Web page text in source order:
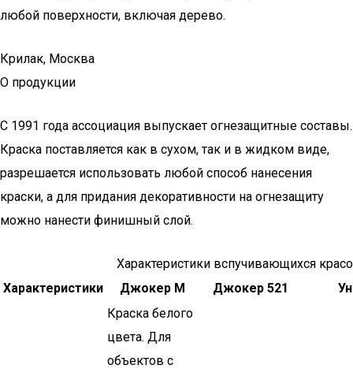
любой поверхности, включая дерево.
Крилак, Москва
О продукции
С 1991 года ассоциация выпускает огнезащитные составы.
Краска поставляется как в сухом, так и в жидком виде,
разрешается использовать любой способ нанесения
краски, а для придания декоративности на огнезащиту
можно нанести финишный слой.
Характеристики вспучивающихся
Характеристики
Джокер М Джокер 521
Краска белого
цвета. Для
объектов с